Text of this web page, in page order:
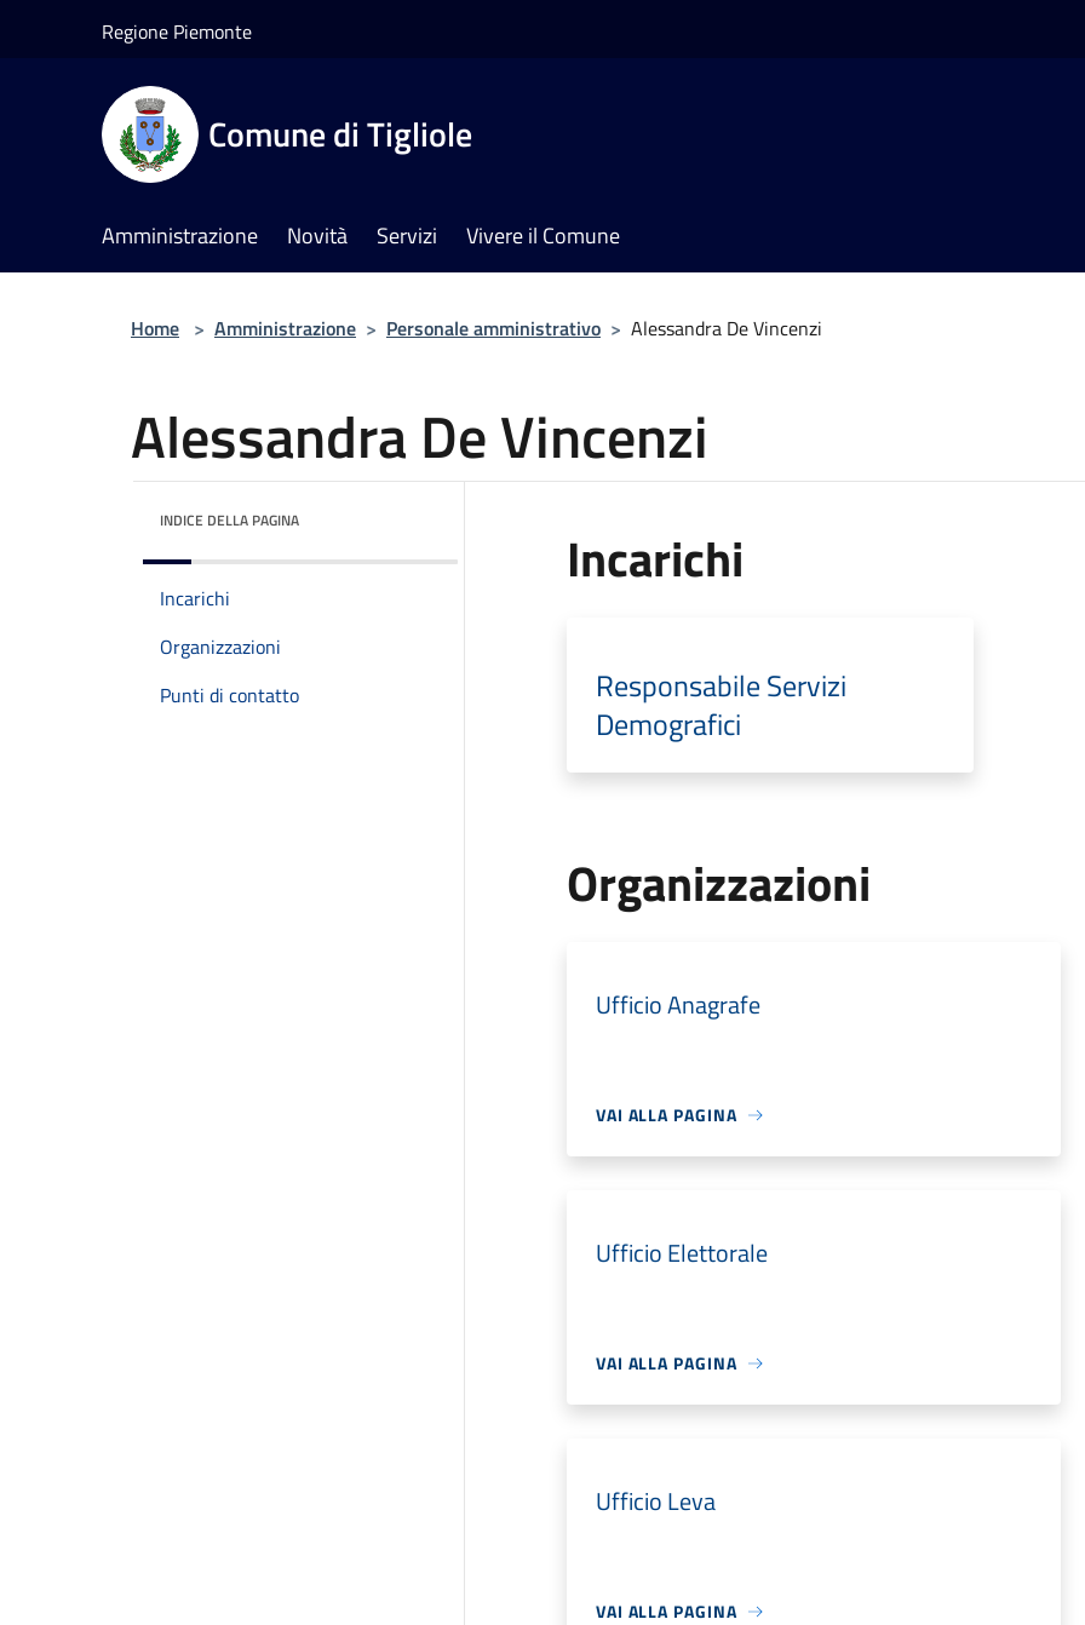
Regione Piemonte
Comune di Tigliole
Amministrazione Novità Servizi Vivere il Comune
Home > Amministrazione > Personale amministrativo > Alessandra De Vincenzi
Alessandra De Vincenzi
INDICE DELLA PAGINA
Incarichi
Organizzazioni
Punti di contatto
Incarichi
Responsabile Servizi
Demografici
Organizzazioni
Ufficio Anagrafe
VAI ALLA PAGINA
Ufficio Elettorale
VAI ALLA PAGINA
Ufficio Leva
VAI ALLA PAGINA